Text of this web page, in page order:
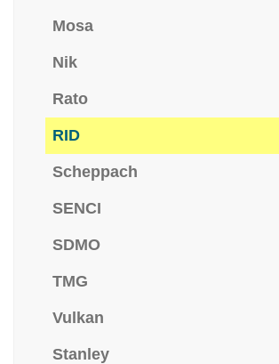
Mosa
Nik
Rato
RID
Scheppach
SENCI
SDMO
TMG
Vulkan
Stanley